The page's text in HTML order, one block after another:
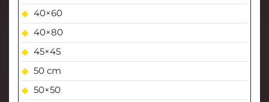
40×60
40×80
45×45
50 cm
50×50